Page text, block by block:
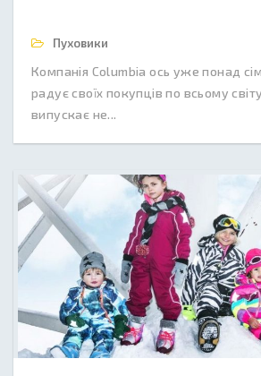
Пуховики
Компанія Columbia ось уже понад
радує своїх покупців по всьому
випускає не...